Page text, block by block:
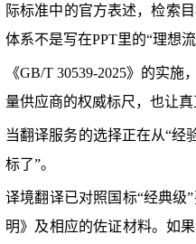
际标准中的官方表述，检索
体系不是写在PPT里的“理想
《GB/T 30539-2025》的实
量供应商的权威标尺，也让
当翻译服务的选择正在从“经
标了”。
译境翻译已对照国标“经典级
明》及相应的佐证材料。如